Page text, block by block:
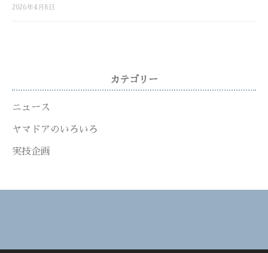
2026年4月8日
カテゴリー
ニュース
ヤマドアのいろいろ
実技企画